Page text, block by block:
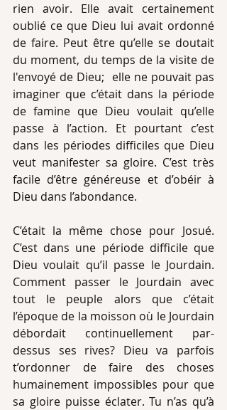
rien avoir. Elle avait certainement
oublié ce que Dieu lui avait ordonné
de faire. Peut être qu’elle se doutait
du moment, du temps de la visite de
l'envoyé de Dieu;  elle ne pouvait pas
imaginer que c’était dans la période
de famine que Dieu voulait qu’elle
passe à l’action. Et pourtant c’est
dans les périodes difficiles que Dieu
veut manifester sa gloire. C’est très
facile d’être généreuse et d’obéir à
Dieu dans l’abondance.
C’était la même chose pour Josué.
C’est dans une période difficile que
Dieu voulait qu’il passe le Jourdain.
Comment passer le Jourdain avec
tout le peuple alors que c’était
l’époque de la moisson où le Jourdain
débordait continuellement par-
dessus ses rives? Dieu va parfois
t’ordonner de faire des choses
humainement impossibles pour que
sa gloire puisse éclater. Tu n’as qu’à